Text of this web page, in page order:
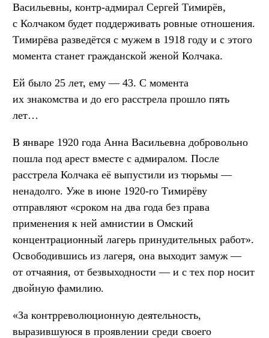
Васильевны, контр-адмирал Сергей Тимирёв,
с Колчаком будет поддерживать ровные отношения.
Тимирёва разведётся с мужем в 1918 году и с этого
момента станет гражданской женой Колчака.
Ей было 25 лет, ему — 43. С момента
их знакомства и до его расстрела прошло пять
лет…
В январе 1920 года Анна Васильевна добровольно
пошла под арест вместе с адмиралом. После
расстрела Колчака её выпустили из тюрьмы —
ненадолго. Уже в июне 1920-го Тимирёву
отправляют «сроком на два года без права
применения к ней амнистии в Омский
концентрационный лагерь принудительных работ».
Освободившись из лагеря, она выходит замуж —
от отчаяния, от безвыходности — и с тех пор носит
двойную фамилию.
«За контрреволюционную деятельность,
выразившуюся в проявлении среди своего